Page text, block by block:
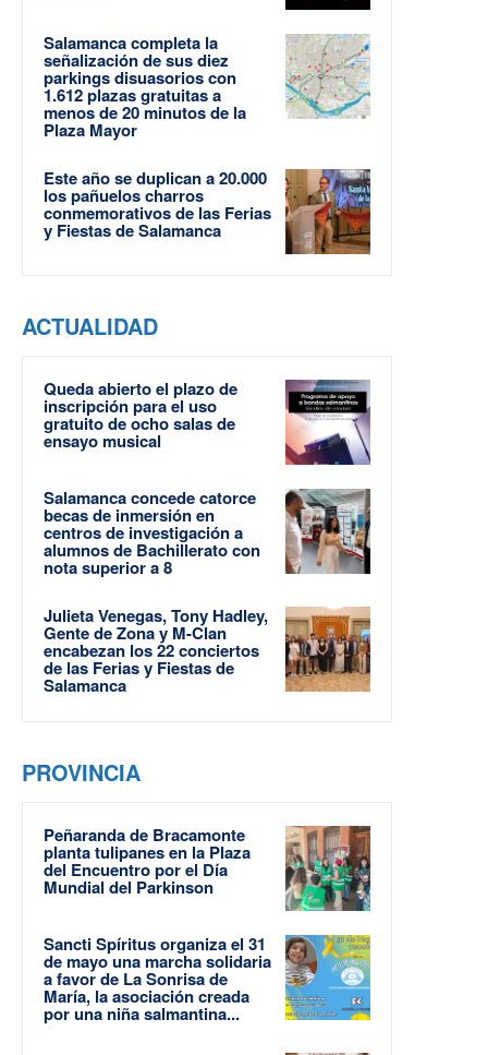
Salamanca completa la
señalización de sus diez
parkings disuasorios con
1.612 plazas gratuitas a
menos de 20 minutos de la
Plaza Mayor
Este año se duplican a 20.000
los pañuelos charros
conmemorativos de las Ferias
y Fiestas de Salamanca
ACTUALIDAD
Queda abierto el plazo de
inscripción para el uso
gratuito de ocho salas de
ensayo musical
Salamanca concede catorce
becas de inmersión en
centros de investigación a
alumnos de Bachillerato con
nota superior a 8
Julieta Venegas, Tony Hadley,
Gente de Zona y M-Clan
encabezan los 22 conciertos
de las Ferias y Fiestas de
Salamanca
PROVINCIA
Peñaranda de Bracamonte
planta tulipanes en la Plaza
del Encuentro por el Día
Mundial del Parkinson
Sancti Spíritus organiza el 31
de mayo una marcha solidaria
a favor de La Sonrisa de
María, la asociación creada
por una niña salmantina...